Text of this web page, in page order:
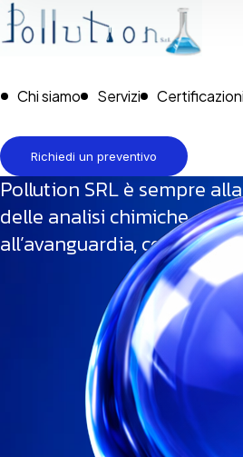
Chi siamo Servizi Certificazioni
Richiedi un preventivo
Pollution SRL è sempre
delle analisi chimiche,
all’avanguardia, consulta